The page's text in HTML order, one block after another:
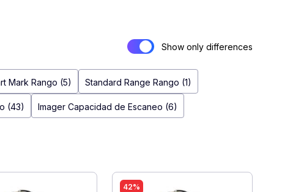
Show only differences
Mark Rango (5) Standard Range Rango (1)
(43) Imager Capacidad de Escaneo (6)
42%